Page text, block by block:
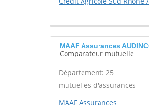
MAAF Assurances
Comparateur mutuelle
Département: 25
mutuelles d'assurances
MAAF Assurances